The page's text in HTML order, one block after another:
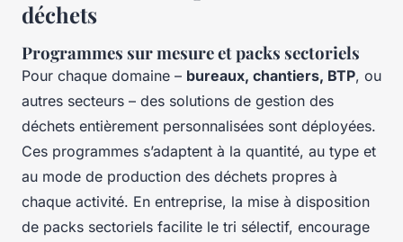
déchets
Programmes sur mesure et packs sectoriels
Pour chaque domaine – bureaux, chantiers, BTP, ou
autres secteurs – des solutions de gestion des
déchets entièrement personnalisées sont déployées.
Ces programmes s’adaptent à la quantité, au type et
au mode de production des déchets propres à
chaque activité. En entreprise, la mise à disposition
de packs sectoriels facilite le tri sélectif, encourage